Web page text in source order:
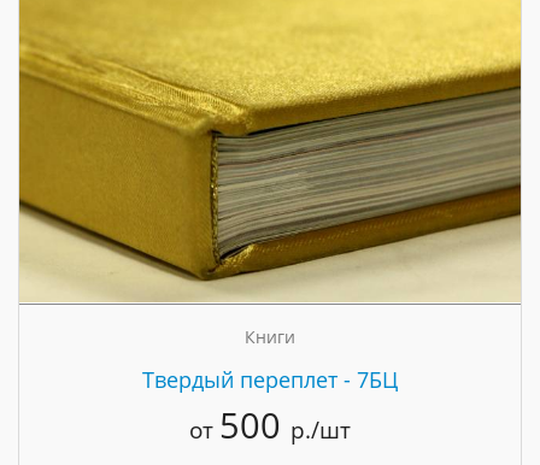
Книги
Твердый переплет - 7БЦ
от 500 р./шт